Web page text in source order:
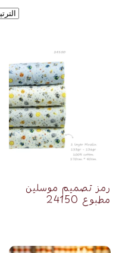
رمز تصميم موسلين
مطبوع 24150